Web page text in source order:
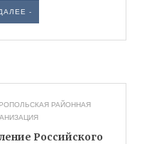
-
РАЙОННАЯ
Российского